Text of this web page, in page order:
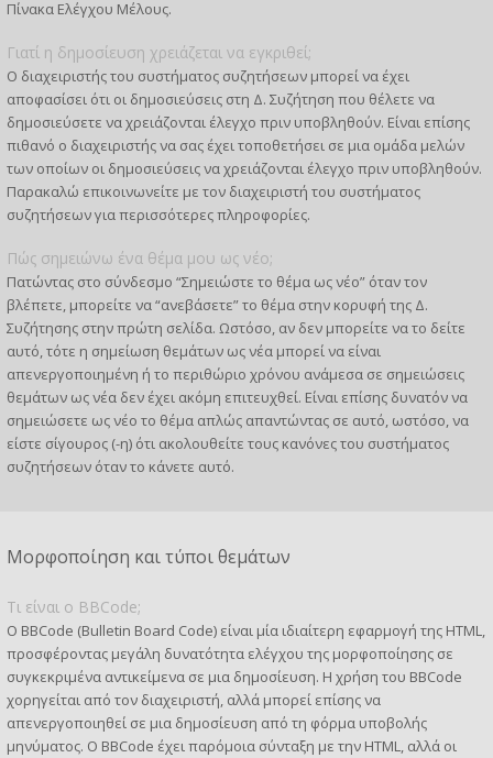
Πίνακα Ελέγχου Μέλους.
Γιατί η δημοσίευση χρειάζεται να εγκριθεί;
Ο διαχειριστής του συστήματος συζητήσεων μπορεί να έχει
αποφασίσει ότι οι δημοσιεύσεις στη Δ. Συζήτηση που θέλετε να
δημοσιεύσετε να χρειάζονται έλεγχο πριν υποβληθούν. Είναι επίσης
πιθανό ο διαχειριστής να σας έχει τοποθετήσει σε μια ομάδα μελών
των οποίων οι δημοσιεύσεις να χρειάζονται έλεγχο πριν υποβληθούν.
Παρακαλώ επικοινωνείτε με τον διαχειριστή του συστήματος
συζητήσεων για περισσότερες πληροφορίες.
Πώς σημειώνω ένα θέμα μου ως νέο;
Πατώντας στο σύνδεσμο “Σημειώστε το θέμα ως νέο” όταν τον
βλέπετε, μπορείτε να “ανεβάσετε” το θέμα στην κορυφή της Δ.
Συζήτησης στην πρώτη σελίδα. Ωστόσο, αν δεν μπορείτε να το δείτε
αυτό, τότε η σημείωση θεμάτων ως νέα μπορεί να είναι
απενεργοποιημένη ή το περιθώριο χρόνου ανάμεσα σε σημειώσεις
θεμάτων ως νέα δεν έχει ακόμη επιτευχθεί. Είναι επίσης δυνατόν να
σημειώσετε ως νέο το θέμα απλώς απαντώντας σε αυτό, ωστόσο, να
είστε σίγουρος (-η) ότι ακολουθείτε τους κανόνες του συστήματος
συζητήσεων όταν το κάνετε αυτό.
Μορφοποίηση και τύποι θεμάτων
Τι είναι ο BBCode;
Ο BBCode (Bulletin Board Code) είναι μία ιδιαίτερη εφαρμογή της HTML,
προσφέροντας μεγάλη δυνατότητα ελέγχου της μορφοποίησης σε
συγκεκριμένα αντικείμενα σε μια δημοσίευση. Η χρήση του BBCode
χορηγείται από τον διαχειριστή, αλλά μπορεί επίσης να
απενεργοποιηθεί σε μια δημοσίευση από τη φόρμα υποβολής
μηνύματος. Ο BBCode έχει παρόμοια σύνταξη με την HTML, αλλά οι